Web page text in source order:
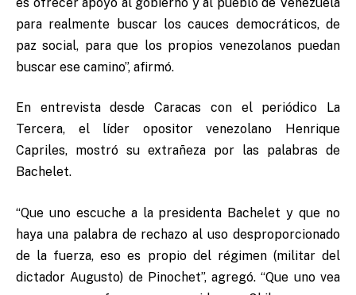
para realmente buscar los cauces democráticos, de
paz social, para que los propios venezolanos puedan
buscar ese camino”, afirmó.
En entrevista desde Caracas con el periódico La
Tercera, el líder opositor venezolano Henrique
Capriles, mostró su extrañeza por las palabras de
Bachelet.
“Que uno escuche a la presidenta Bachelet y que no
haya una palabra de rechazo al uso desproporcionado
de la fuerza, eso es propio del régimen (militar del
dictador Augusto) de Pinochet”, agregó. “Que uno vea